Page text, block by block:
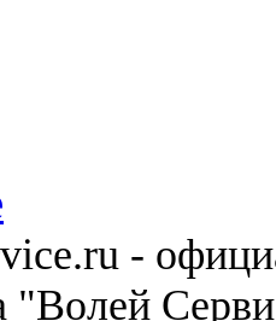
-
"Волей